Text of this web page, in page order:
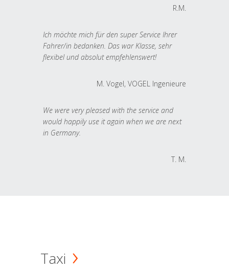
R.M.
Ich möchte mich für den super Service Ihrer
Fahrer/in bedanken. Das war Klasse, sehr
flexibel und absolut empfehlenswert!
M. Vogel, VOGEL Ingenieure
We were very pleased with the service and
would happily use it again when we are next
in Germany.
T. M.
Taxi